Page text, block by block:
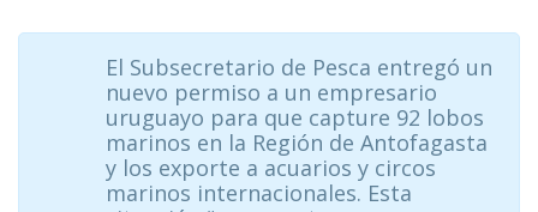
El Subsecretario de Pesca entregó un
nuevo permiso a un empresario
uruguayo para que capture 92 lobos
marinos en la Región de Antofagasta
y los exporte a acuarios y circos
marinos internacionales. Esta